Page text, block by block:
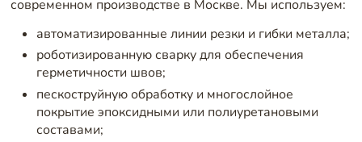
современном производстве в Москве. Мы используем:
автоматизированные линии резки и гибки металла;
роботизированную сварку для обеспечения
герметичности швов;
пескоструйную обработку и многослойное
покрытие эпоксидными или полиуретановыми
составами;